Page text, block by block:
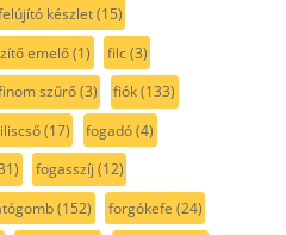
készlet(15)
emelő(1) filc(3)
szűrő(3) fiók(133)
(17) fogadó(4)
fogasszíj (12)
(152) forgókefe (24)